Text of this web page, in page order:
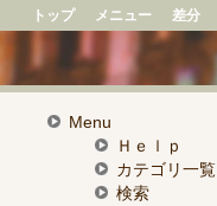
トップ メニュー 差分
Menu
Ｈｅｌｐ
カテゴリ一覧
検索